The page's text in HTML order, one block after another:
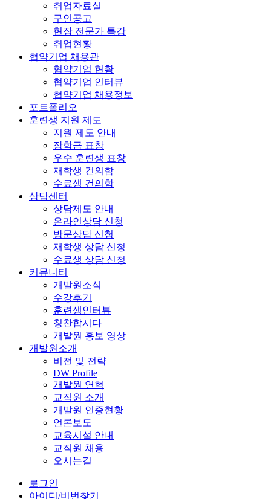
취업자료실
구인공고
현장 전문가 특강
취업현황
협약기업 채용관
협약기업 현황
협약기업 인터뷰
협약기업 채용정보
포트폴리오
훈련생 지원 제도
지원 제도 안내
장학금 표창
우수 훈련생 표창
재학생 건의함
수료생 건의함
상담센터
상담제도 안내
온라인상담 신청
방문상담 신청
재학생 상담 신청
수료생 상담 신청
커뮤니티
개발원소식
수강후기
훈련생인터뷰
칭찬합시다
개발원 홍보 영상
개발원소개
비전 및 전략
DW Profile
개발원 연혁
교직원 소개
개발원 인증현황
언론보도
교육시설 안내
교직원 채용
오시는길
로그인
아이디/비번찾기